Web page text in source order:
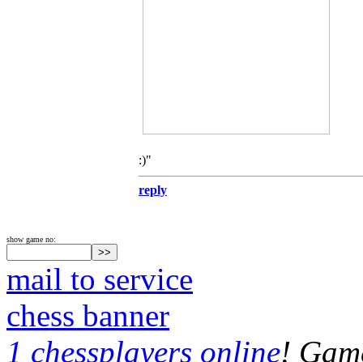
:)"
reply
show game no:
mail to service
chess banner
1 chessplayers online!